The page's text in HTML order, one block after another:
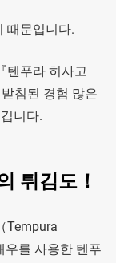
때문입니다.
텐푸라 히사고
침된 경험 많은
니다.
튀김도！
Tempura
우를 사용한 텐푸